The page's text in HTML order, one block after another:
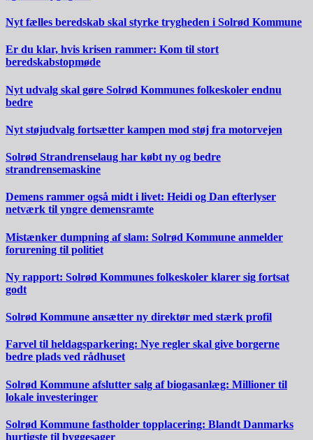
Nyt fælles beredskab skal styrke trygheden i Solrød Kommune
Er du klar, hvis krisen rammer: Kom til stort
beredskabstopmøde
Nyt udvalg skal gøre Solrød Kommunes folkeskoler endnu
bedre
Nyt støjudvalg fortsætter kampen mod støj fra motorvejen
Solrød Strandrenselaug har købt ny og bedre
strandrensemaskine
Demens rammer også midt i livet: Heidi og Dan efterlyser
netværk til yngre demensramte
Mistænker dumpning af slam: Solrød Kommune anmelder
forurening til politiet
Ny rapport: Solrød Kommunes folkeskoler klarer sig fortsat
godt
Solrød Kommune ansætter ny direktør med stærk profil
Farvel til heldagsparkering: Nye regler skal give borgerne
bedre plads ved rådhuset
Solrød Kommune afslutter salg af biogasanlæg: Millioner til
lokale investeringer
Solrød Kommune fastholder topplacering: Blandt Danmarks
hurtigste til byggesager